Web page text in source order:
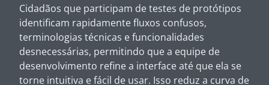
Cidadãos que participam de testes de protótipos
identificam rapidamente fluxos confusos,
terminologias técnicas e funcionalidades
desnecessárias, permitindo que a equipe de
desenvolvimento refine a interface até que ela se
torne intuitiva e fácil de usar. Isso reduz a curva de